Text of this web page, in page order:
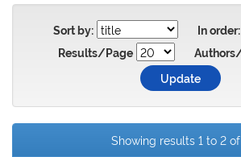
Sort by:
In order:
Results/Page
Showing results 1 to 2